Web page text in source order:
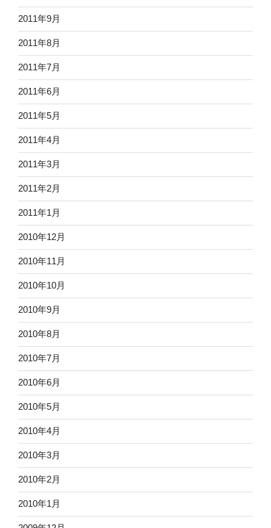
2011年9月
2011年8月
2011年7月
2011年6月
2011年5月
2011年4月
2011年3月
2011年2月
2011年1月
2010年12月
2010年11月
2010年10月
2010年9月
2010年8月
2010年7月
2010年6月
2010年5月
2010年4月
2010年3月
2010年2月
2010年1月